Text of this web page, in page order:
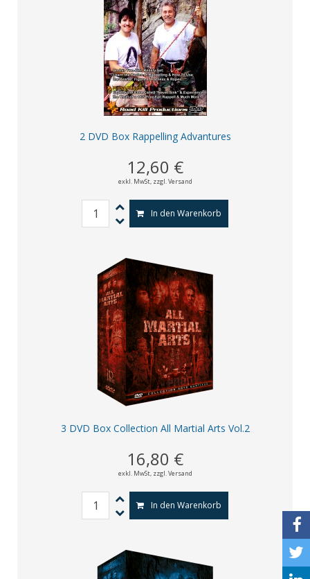
2 DVD Box Rappelling Advantures
12,60 €
exkl. MwSt, zzgl. Versand
In den Warenkorb
3 DVD Box Collection All Martial Arts Vol.2
16,80 €
exkl. MwSt, zzgl. Versand
In den Warenkorb